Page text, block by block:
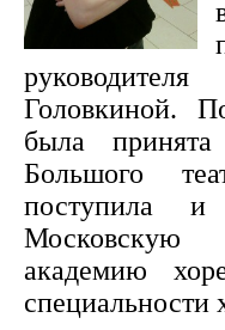
Головкиной.
была
Большого
поступила и
Московскую
академию
специальности